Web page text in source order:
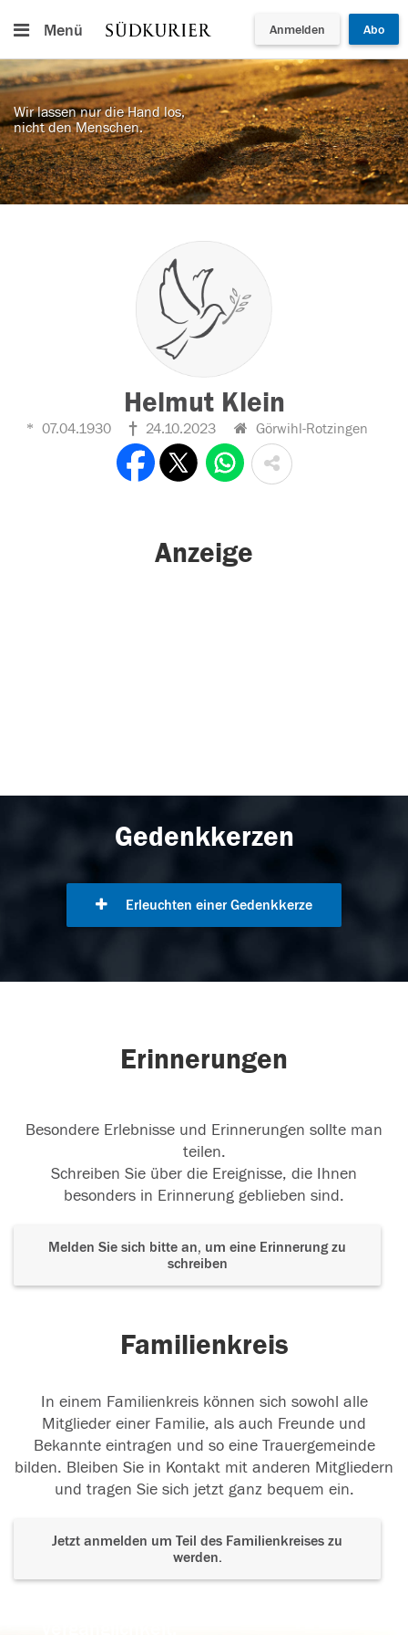
Menü Anmelden Abo
Wir lassen nur die Hand los,
nicht den Menschen.
Helmut Klein
07.04.1930 24.10.2023 Görwihl-Rotzingen
Anzeige
Gedenkkerzen
Erleuchten einer Gedenkkerze
Erinnerungen
Besondere Erlebnisse und Erinnerungen sollte man
teilen.
Schreiben Sie über die Ereignisse, die Ihnen
besonders in Erinnerung geblieben sind.
Melden Sie sich bitte an, um eine Erinnerung zu
schreiben
Familienkreis
In einem Familienkreis können sich sowohl alle
Mitglieder einer Familie, als auch Freunde und
Bekannte eintragen und so eine Trauergemeinde
bilden. Bleiben Sie in Kontakt mit anderen Mitgliedern
und tragen Sie sich jetzt ganz bequem ein.
Jetzt anmelden um Teil des Familienkreises zu
werden.